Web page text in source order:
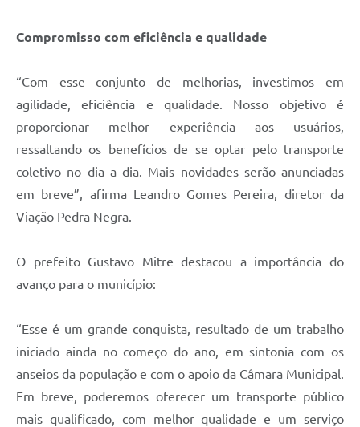
Compromisso com eficiência e qualidade
“Com esse conjunto de melhorias, investimos em
agilidade, eficiência e qualidade. Nosso objetivo é
proporcionar melhor experiência aos usuários,
ressaltando os benefícios de se optar pelo transporte
coletivo no dia a dia. Mais novidades serão anunciadas
em breve”, afirma Leandro Gomes Pereira, diretor da
Viação Pedra Negra.
O prefeito Gustavo Mitre destacou a importância do
avanço para o município:
“Esse é um grande conquista, resultado de um trabalho
iniciado ainda no começo do ano, em sintonia com os
anseios da população e com o apoio da Câmara Municipal.
Em breve, poderemos oferecer um transporte público
mais qualificado, com melhor qualidade e um serviço